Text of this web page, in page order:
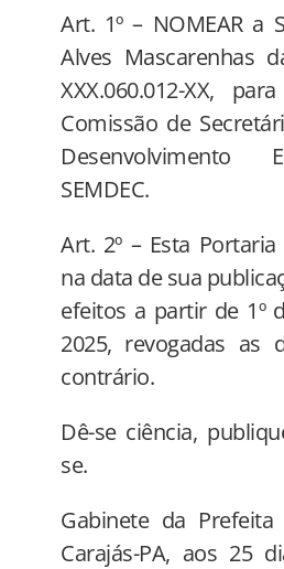
Art. 1º – NOMEAR a
Alves Mascarenhas
XXX.060.012-XX,
Comissão de
Desenvolvimento
SEMDEC.
Art. 2º – Esta
na data de sua
efeitos a partir de 1º
2025, revogadas as
contrário.
Dê-se ciência,
se.
Gabinete da
Carajás-PA, aos 25